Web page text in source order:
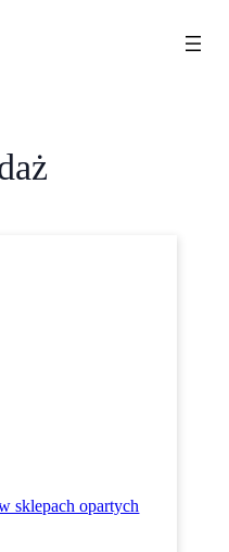
sklepach opartych